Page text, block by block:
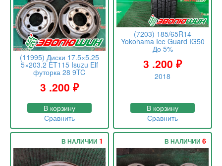
(11995) Диски 17.5×5.25
5×203.2 ET115 Isuzu Elf
футорка 28 9TC
3 .200 ₽
В корзину
Сравнить
(7203) 185/65R14
Yokohama Ice Guard IG50
До 5%
3 .200₽
2018
В корзину
Сравнить
В НАЛИЧИИ 1 В НАЛИЧИИ 6